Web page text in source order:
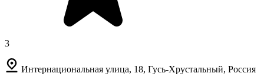
3
Интернациональная улица, 18, Гусь-Хрустальный, Россия